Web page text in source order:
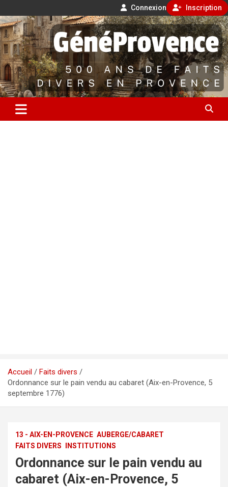
Connexion Inscription
Aller
au
contenu
GénéProvence
500 ans de faits divers en Provence
Accueil
Faits divers
Ordonnance sur le pain vendu au cabaret (Aix-en-Provence, 5
septembre 1776)
13 - AIX-EN-PROVENCE AUBERGE/CABARET
FAITS DIVERS
INSTITUTIONS
Ordonnance sur le pain vendu au
cabaret (Aix-en-Provence, 5